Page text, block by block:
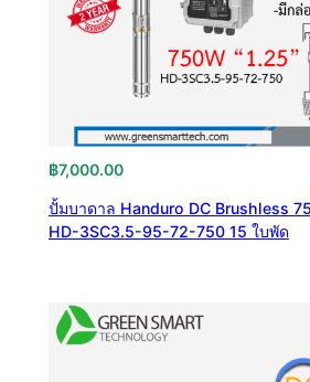
฿7,000.00
ปั้มบาดาล Handuro DC Brushless
HD-3SC3.5-95-72-750 15 ใบพัด